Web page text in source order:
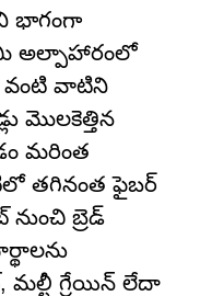
భాగంగా
మీ అల్పాహారంలో
వంటి వాటిని
మొలకెత్తిన
మరింత
తగినంత ఫైబర్
బ్రెడ్
మల్టీ గ్రేయిన్ లేదా